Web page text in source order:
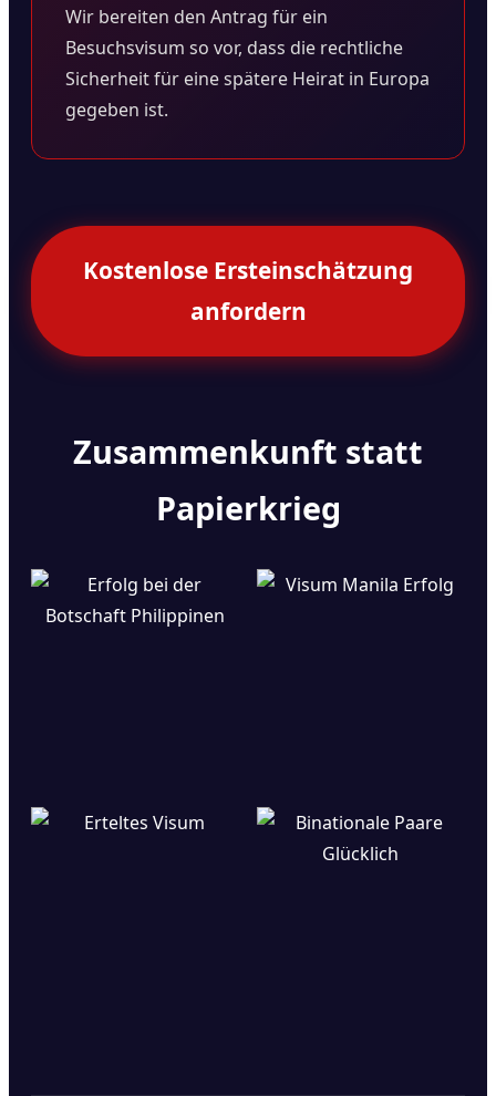
Wir bereiten den Antrag für ein
Besuchsvisum so vor, dass die rechtliche
Sicherheit für eine spätere Heirat in Europa
gegeben ist.
Kostenlose Ersteinschätzung
anfordern
Zusammenkunft statt
Papierkrieg